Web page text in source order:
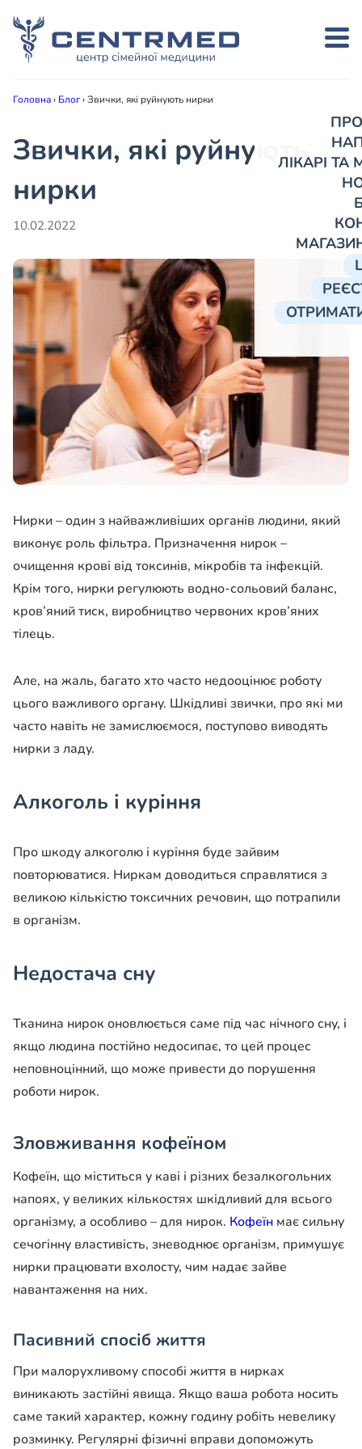
ЛІКАРІ
Головна› Блог›Звички, які руйнують нирки
Звички, які руйнують
нирки
10.02.2022
Нирки – один з найважливіших органів людини, який
виконує роль фільтра. Призначення нирок –
очищення крові від токсинів, мікробів та інфекцій.
Крім того, нирки регулюють водно-сольовий баланс,
кров’яний тиск, виробництво червоних кров’яних
тілець.
Але, на жаль, багато хто часто недооцінює роботу
цього важливого органу. Шкідливі звички, про які ми
часто навіть не замислюємося, поступово виводять
нирки з ладу.
Алкоголь і куріння
Про шкоду алкоголю і куріння буде зайвим
повторюватися. Ниркам доводиться справлятися з
великою кількістю токсичних речовин, що потрапили
в організм.
Недостача сну
Тканина нирок оновлюється саме під час нічного сну, і
якщо людина постійно недосипає, то цей процес
неповноцінний, що може привести до порушення
роботи нирок.
Зловживання кофеїном
Кофеїн, що міститься у каві і різних безалкогольних
напоях, у великих кількостях шкідливий для всього
організму, а особливо – для нирок. Кофеїн має сильну
сечогінну властивість, зневоднює організм, примушує
нирки працювати вхолосту, чим надає зайве
навантаження на них.
Пасивний спосіб життя
При малорухливому способі життя в нирках
виникають застійні явища. Якщо ваша робота носить
саме такий характер, кожну годину робіть невелику
розминку. Регулярні фізичні вправи допоможуть